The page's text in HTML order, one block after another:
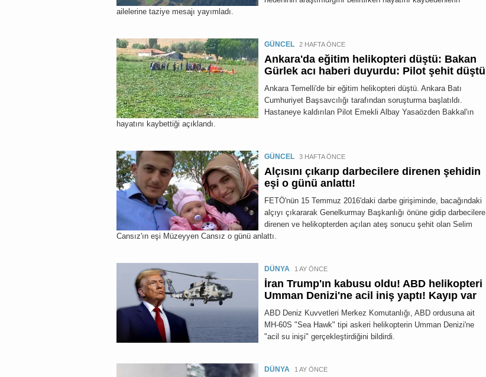
ailelerine taziye mesajı yayımladı.
GÜNCEL 2 HAFTA ÖNCE
Ankara'da eğitim helikopteri düştü: Bakan
Gürlek acı haberi duyurdu: Pilot şehit düştü
Ankara Temelli'de bir eğitim helikopteri düştü. Ankara Batı
Cumhuriyet Başsavcılığı tarafından soruşturma başlatıldı.
Hastaneye kaldırılan Pilot Emekli Albay Yasaözden Bakkal'ın
hayatını kaybettiği açıklandı.
GÜNCEL 3 HAFTA ÖNCE
Alçısını çıkarıp darbecilere direnen şehidin
eşi o günü anlattı!
FETÖ'nün 15 Temmuz 2016'daki darbe girişiminde, bacağındaki
alçıyı çıkararak Genelkurmay Başkanlığı önüne gidip darbecilere
direnen ve helikopterden açılan ateş sonucu şehit olan Selim
Cansız'ın eşi Müzeyyen Cansız o günü anlattı.
DÜNYA 1 AY ÖNCE
İran Trump'ın kabusu oldu! ABD helikopteri
Umman Denizi'ne acil iniş yaptı! Kayıp var
ABD Deniz Kuvvetleri Merkez Komutanlığı, ABD ordusuna ait
MH-60S "Sea Hawk" tipi askeri helikopterin Umman Denizi'ne
"acil su inişi" gerçekleştirdiğini bildirdi.
DÜNYA 1 AY ÖNCE